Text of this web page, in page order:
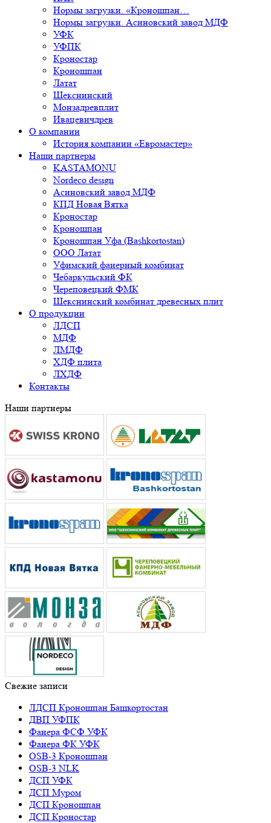
Нормы загрузки. «Кроношпан…
Нормы загрузки. Асиновский завод МДФ
УФК
УФПК
Кроностар
Кроношпан
Латат
Шекснинский
Монзадревплит
Ивацевичдрев
О компании
История компании «Евромастер»
Наши партнеры
KASTAMONU
Nordeco design
Асиновский завод МДФ
КПД Новая Вятка
Кроностар
Кроношпан
Кроношпан Уфа (Bashkortostan)
ООО Латат
Уфимский фанерный комбинат
Чебаркульский ФК
Череповецкий ФМК
Шекснинский комбинат древесных плит
О продукции
ЛДСП
МДФ
ЛМДФ
ХДФ плита
ЛХДФ
Контакты
Наши партнеры
Свежие записи
ЛДСП Кроношпан Башкортостан
ДВП УФПК
Фанера ФСФ УФК
Фанера ФК УФК
OSB-3 Кроношпан
OSB-3 NLK
ДСП УФК
ДСП Муром
ДСП Кроношпан
ДСП Кроностар